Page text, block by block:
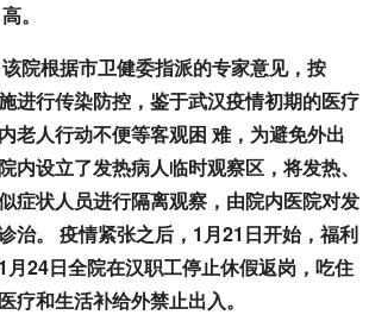
。
根据市卫健委指派的专家意见，按
进行传染防控，鉴于武汉疫情初期的医疗
老人行动不便等客观困 难，为避免外出
内设立了发热病人临时观察区，将发热、
症状人员进行隔离观察，由院内医院对发
治。 疫情紧张之后，1月21日开始，福利
24日全院在汉职工停止休假返岗，吃住
疗和生活补给外禁止出入。